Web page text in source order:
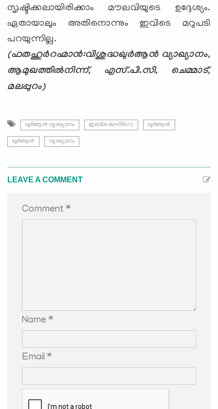
സൃഷ്ടിക്കലായിരിക്കാം മൗലവിയുടെ ഉദ്ദേശ്യം.
ഏതായാലും അതിനൊന്നും ഇവിടെ മറുപടി
പറയുന്നില്ല.
(ഫതഹുര്‍റഹ്മാന്‍:വിശുദ്ധഖുര്‍ആന്‍ വ്യാഖ്യാനം,
ആമുഖത്തില്‍നിന്ന്, എസ്.പി.സി, ചെമ്മാട്,
മലപ്പുറം)
ഖുര്‍ആന്‍ വ്യാഖ്യാനം ഇബ്‌നു കസീര്‍(റ) ഖുര്‍ആന്‍
ഖുര്‍ആന്‍ വ്യാഖ്യാനം
LEAVE A COMMENT
Comment *
Name *
Email *